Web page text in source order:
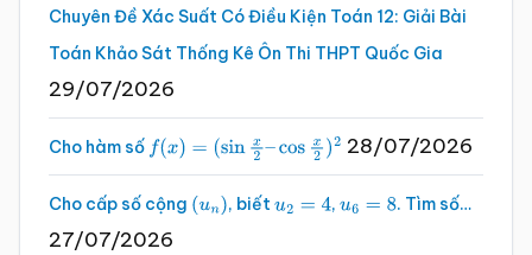
Chuyên Đề Xác Suất Có Điều Kiện Toán 12: Giải Bài
Toán Khảo Sát Thống Kê Ôn Thi THPT Quốc Gia
29/07/2026
Cho hàm số f(x)=(sinx2 –cosx2 )2 28/07/2026
Cho cấp số cộng (un), biếtu2 =4 , u6 =8 . Tìm số…
27/07/2026